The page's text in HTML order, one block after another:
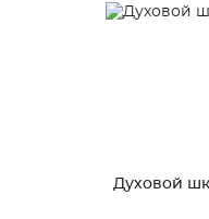
Духовой